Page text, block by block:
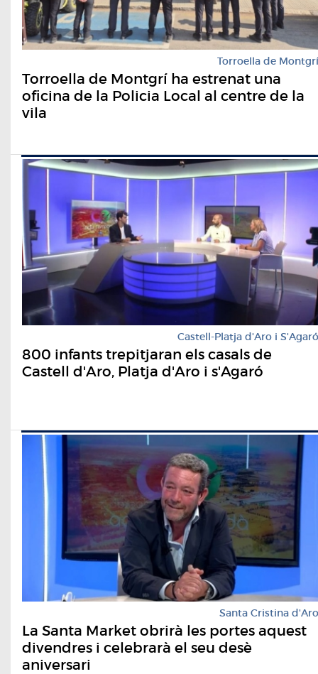
Torroella de Montgrí
Torroella de Montgrí ha estrenat una
oficina de la Policia Local al centre de la
vila
Castell-Platja d'Aro i S'Agaró
800 infants trepitjaran els casals de
Castell d'Aro, Platja d'Aro i s'Agaró
Santa Cristina d'Aro
La Santa Market obrirà les portes aquest
divendres i celebrarà el seu desè
aniversari